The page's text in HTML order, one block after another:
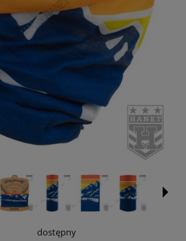
dostępny